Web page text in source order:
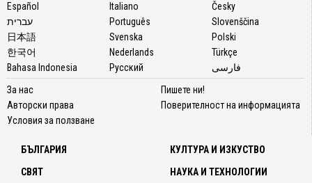
Español
עברית
日本語
한국어
Bahasa Indonesia
Italiano
Português
Svenska
Nederlands
Русский
Česky
Slovenščina
Polski
Türkçe
فارسی
За нас
Авторски права
Условия за ползване
Пишете ни!
Поверителност на информацията
БЪЛГАРИЯ
СВЯТ
КУЛТУРА И ИЗКУСТВО
НАУКА И ТЕХНОЛОГИИ